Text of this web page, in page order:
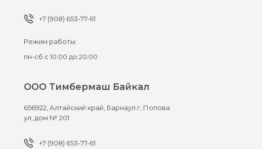
+7 (908) 653-77-61
Режим работы:
пн-сб с 10:00 до 20:00
ООО Тимбермаш Байкал
656922, Алтайский край, Барнаул г, Попова
ул, дом № 201
+7 (908) 653-77-61